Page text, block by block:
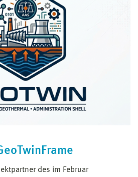
des im Februar